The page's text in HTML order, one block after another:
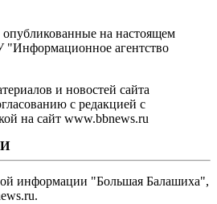
на настоящем
агентство
и новостей сайта
с редакцией с
на сайт www.bbnews.ru
информации "Большая Балашиха",